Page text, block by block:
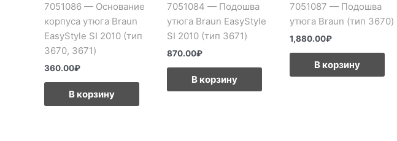
7051086 — Основание
корпуса утюга Braun
EasyStyle SI 2010 (тип
3670, 3671)
360.00₽
В корзину
7051084 — Подошва
утюга Braun EasyStyle
SI 2010 (тип 3671)
870.00₽
В корзину
7051087 — Подошва
утюга Braun (тип 3670)
1,880.00₽
В корзину